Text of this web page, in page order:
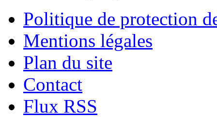
Politique de protection
Mentions légales
Plan du site
Contact
Flux RSS